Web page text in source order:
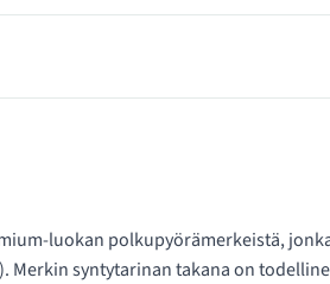
luokan polkupyörämerkeistä,
Merkin syntytarinan takana on